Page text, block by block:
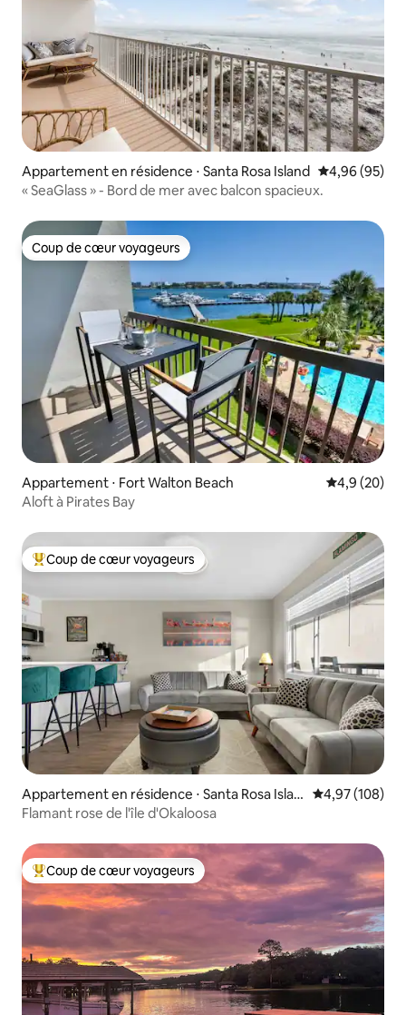
Appartement en résidence ⋅ Santa Rosa Island Évaluation
4,96 (95)
« SeaGlass » - Bord de mer avec balcon spacieux.
Coup de cœur voyageurs
Coup de cœur voyageurs
Appartement ⋅ Fort Walton Beach Évaluation
4,9 (20)
Aloft à Pirates Bay
Coups de cœur voyageurs les plus appréciés
Coup de cœur voyageurs
Appartement en résidence ⋅ Santa Rosa Islan
d
Évaluation
4,97 (108)
Flamant rose de l'île d'Okaloosa
Coups de cœur voyageurs les plus appréciés
Coup de cœur voyageurs